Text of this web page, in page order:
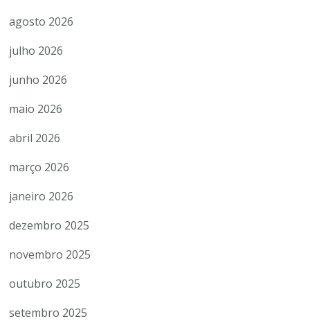
agosto 2026
julho 2026
junho 2026
maio 2026
abril 2026
março 2026
janeiro 2026
dezembro 2025
novembro 2025
outubro 2025
setembro 2025